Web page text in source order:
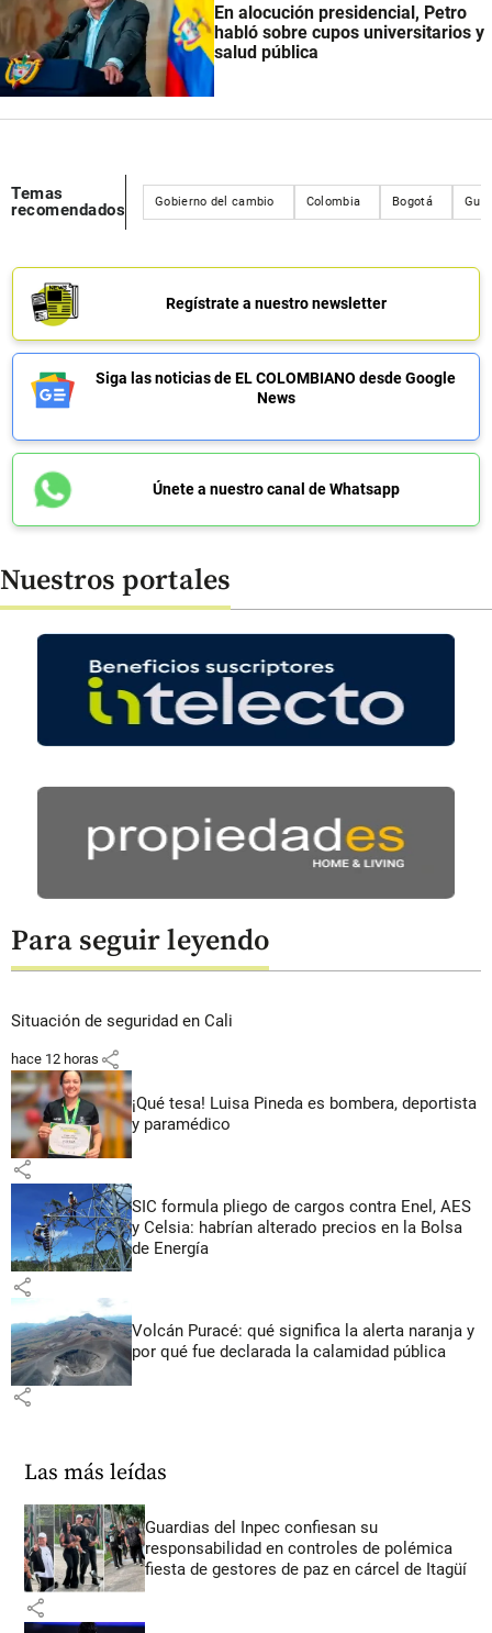
En alocución presidencial, Petro
habló sobre cupos universitarios y
salud pública
Temas
recomendados
Gobierno del cambio Colombia Bogotá
Regístrate a nuestro newsletter
Siga las noticias de EL COLOMBIANO desde Google
News
Únete a nuestro canal de Whatsapp
Nuestros portales
Para seguir leyendo
Situación de seguridad en Cali
hace 12 horas share
¡Qué tesa! Luisa Pineda es bombera, deportista
y paramédico
share
SIC formula pliego de cargos contra Enel, AES
y Celsia: habrían alterado precios en la Bolsa
de Energía
share
Volcán Puracé: qué significa la alerta naranja y
por qué fue declarada la calamidad pública
share
Las más leídas
Guardias del Inpec confiesan su
responsabilidad en controles de polémica
fiesta de gestores de paz en cárcel de Itagüí
share